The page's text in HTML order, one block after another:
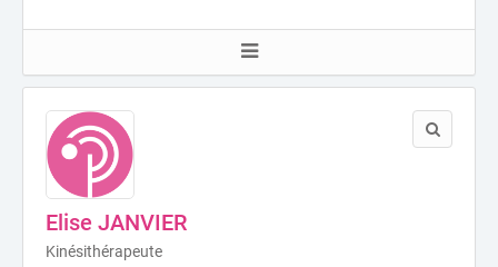
Elise JANVIER
Kinésithérapeute